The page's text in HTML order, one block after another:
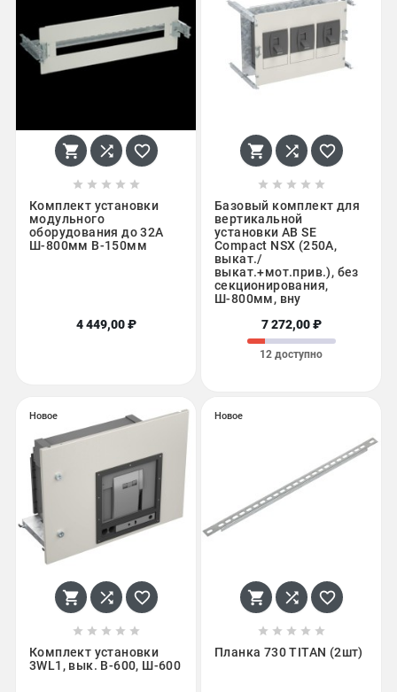
  
    
Комплект установки
модульного
оборудования до 32А
Ш-800мм В-150мм
4 449,00 ₽
  
    
Базовый комплект для
вертикальной
установки АВ SE
Compact NSX (250A,
выкат./
выкат.+мот.прив.), без
секционирования,
Ш-800мм, вну
7 272,00 ₽
12 доступно
Новое
  
    
Комплект установки
3WL1, вык. В-600, Ш-600
Новое
  
    
Планка 730 TITAN (2шт)